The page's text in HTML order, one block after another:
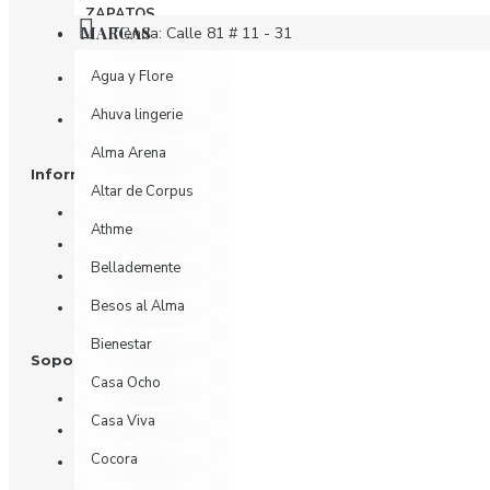
ZAPATOS
MARCAS
Agua y Flore
Ahuva lingerie
Alma Arena
Altar de Corpus
Athme
Bellademente
Besos al Alma
Bienestar
Casa Ocho
Casa Viva
Cocora
Tienda: Calle 81 # 11 - 31
Oficina: Calle 81 # 11 - 31 piso 4
Whatsapp
Información
Política de Privacidad
Términos y Condiciones
Soporte al Cliente
Devoluciones
Mi Cuenta